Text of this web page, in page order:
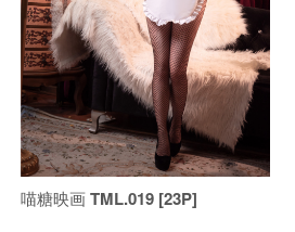
喵糖映画 TML.019 [23P]